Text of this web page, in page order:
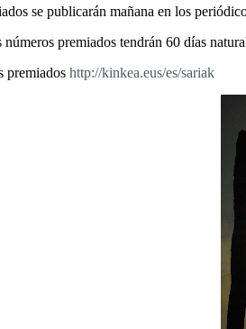
se publicarán mañana en los
premiados tendrán 60 días
premiados http://kinkea.eus/es/sariak